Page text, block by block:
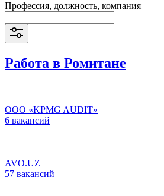
Профессия, должность, компания
Работа в Ромитане
ООО «KPMG AUDIT»
6 вакансий
AVO.UZ
57 вакансий